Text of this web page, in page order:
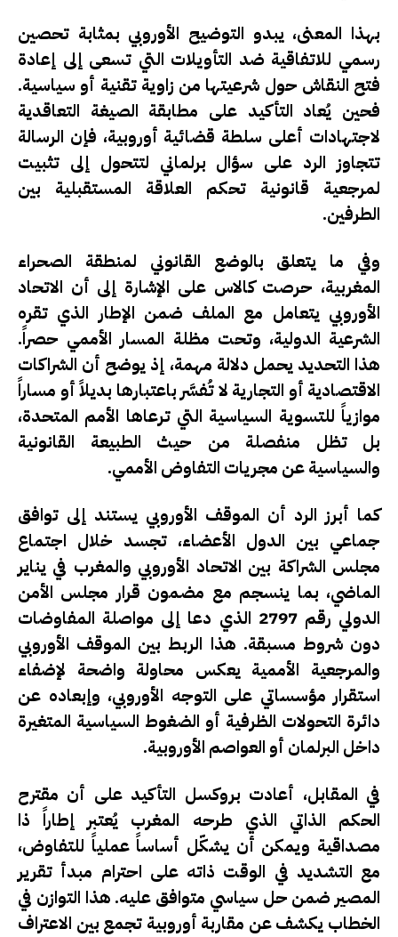
بهذا المعنى، يبدو التوضيح الأوروبي بمثابة تحصين
رسمي للاتفاقية ضد التأويلات التي تسعى إلى إعادة
فتح النقاش حول شرعيتها من زاوية تقنية أو سياسية.
فحين يُعاد التأكيد على مطابقة الصيغة التعاقدية
لاجتهادات أعلى سلطة قضائية أوروبية، فإن الرسالة
تتجاوز الرد على سؤال برلماني لتتحول إلى تثبيت
لمرجعية قانونية تحكم العلاقة المستقبلية بين
الطرفين.
وفي ما يتعلق بالوضع القانوني لمنطقة الصحراء
المغربية، حرصت كالاس على الإشارة إلى أن الاتحاد
الأوروبي يتعامل مع الملف ضمن الإطار الذي تقره
الشرعية الدولية، وتحت مظلة المسار الأممي حصراً.
هذا التحديد يحمل دلالة مهمة، إذ يوضح أن الشراكات
الاقتصادية أو التجارية لا تُفسَّر باعتبارها بديلاً أو مساراً
موازياً للتسوية السياسية التي ترعاها الأمم المتحدة،
بل تظل منفصلة من حيث الطبيعة القانونية
والسياسية عن مجريات التفاوض الأممي.
كما أبرز الرد أن الموقف الأوروبي يستند إلى توافق
جماعي بين الدول الأعضاء، تجسد خلال اجتماع
مجلس الشراكة بين الاتحاد الأوروبي والمغرب في يناير
الماضي، بما ينسجم مع مضمون قرار مجلس الأمن
الدولي رقم 2797 الذي دعا إلى مواصلة المفاوضات
دون شروط مسبقة. هذا الربط بين الموقف الأوروبي
والمرجعية الأممية يعكس محاولة واضحة لإضفاء
استقرار مؤسساتي على التوجه الأوروبي، وإبعاده عن
دائرة التحولات الظرفية أو الضغوط السياسية المتغيرة
داخل البرلمان أو العواصم الأوروبية.
في المقابل، أعادت بروكسل التأكيد على أن مقترح
الحكم الذاتي الذي طرحه المغرب يُعتبر إطاراً ذا
مصداقية ويمكن أن يشكّل أساساً عملياً للتفاوض،
مع التشديد في الوقت ذاته على احترام مبدأ تقرير
المصير ضمن حل سياسي متوافق عليه. هذا التوازن في
الخطاب يكشف عن مقاربة أوروبية تجمع بين الاعتراف